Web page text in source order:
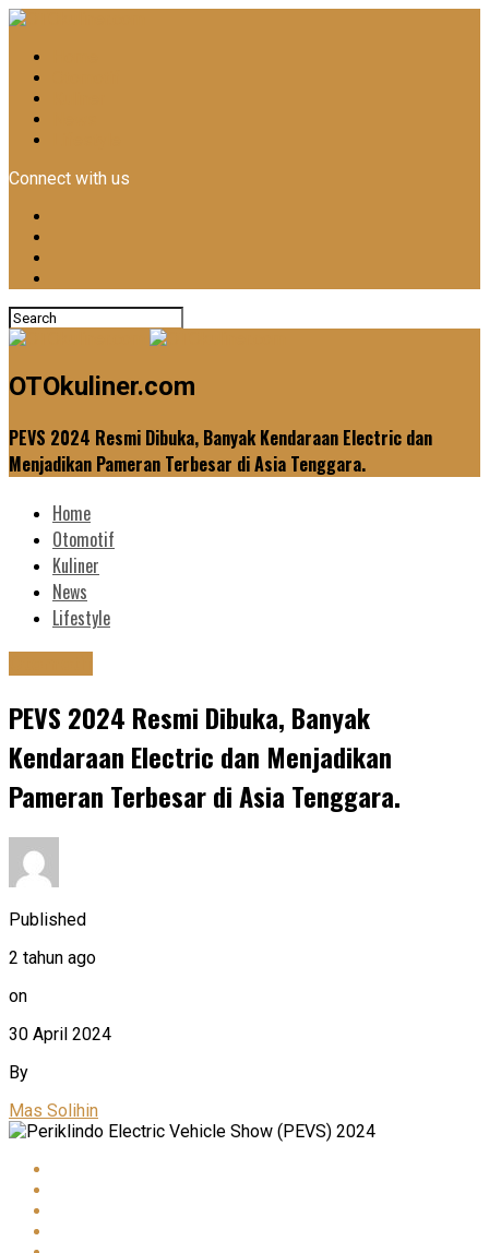
Connect with us
OTOkuliner.com
PEVS 2024 Resmi Dibuka, Banyak Kendaraan Electric dan
Menjadikan Pameran Terbesar di Asia Tenggara.
Home
Otomotif
Kuliner
News
Lifestyle
PEVS 2024 Resmi Dibuka, Banyak
Kendaraan Electric dan Menjadikan
Pameran Terbesar di Asia Tenggara.
Published
2 tahun ago
on
30 April 2024
By
Mas Solihin